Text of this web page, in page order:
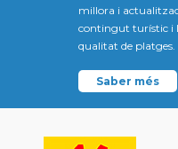
millora i
contingut turístic i
qualitat de platges.
Saber més